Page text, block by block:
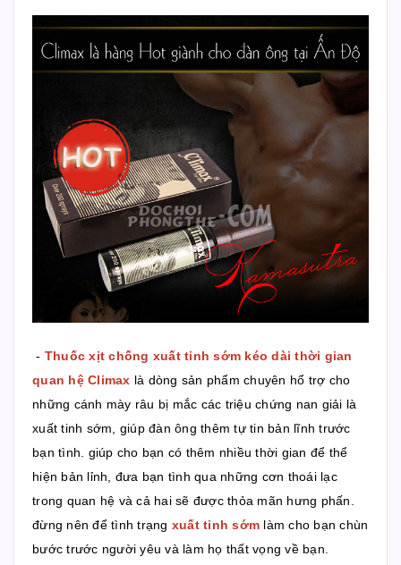
- Thuốc xịt chống xuất tinh sớm kéo dài thời gian
quan hệ Climax là dòng sản phẩm chuyên hổ trợ cho
những cánh mày râu bị mắc các triệu chứng nan giải là
xuất tinh sớm, giúp đàn ông thêm tự tin bản lĩnh trước
bạn tình. giúp cho bạn có thêm nhiều thời gian để thể
hiện bản lỉnh, đưa bạn tình qua những cơn thoái lạc
trong quan hệ và cả hai sẽ được thỏa mãn hưng phấn.
đừng nên để tình trạng xuất tinh sớm làm cho bạn chùn
bước trước người yêu và làm họ thất vọng về bạn.